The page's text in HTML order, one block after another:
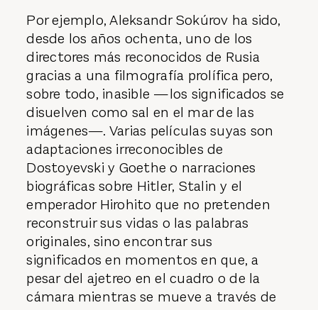
Por ejemplo, Aleksandr Sokúrov ha sido,
desde los años ochenta, uno de los
directores más reconocidos de Rusia
gracias a una filmografía prolífica pero,
sobre todo, inasible —los significados se
disuelven como sal en el mar de las
imágenes—. Varias películas suyas son
adaptaciones irreconocibles de
Dostoyevski y Goethe o narraciones
biográficas sobre Hitler, Stalin y el
emperador Hirohito que no pretenden
reconstruir sus vidas o las palabras
originales, sino encontrar sus
significados en momentos en que, a
pesar del ajetreo en el cuadro o de la
cámara mientras se mueve a través de